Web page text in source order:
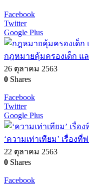
Facebook
Twitter
Google Plus
กฎหมายคุ้มครองเด็ก แ
26 ตุลาคม 2563
0 Shares
Facebook
Twitter
Google Plus
‘ความเท่าเทียม’ เรื่อง
22 ตุลาคม 2563
0 Shares
Facebook